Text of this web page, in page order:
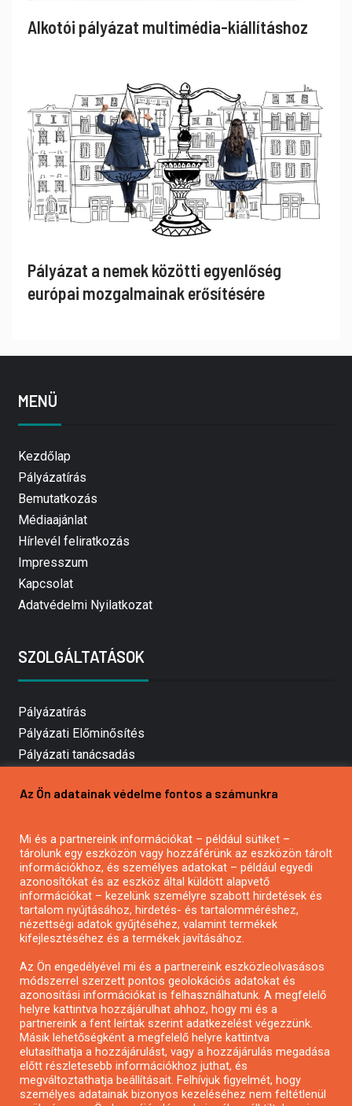
Alkotói pályázat multimédia-kiállításhoz
Pályázat a nemek közötti egyenlőség
európai mozgalmainak erősítésére
MENÜ
Kezdőlap
Pályázatírás
Bemutatkozás
Médiaajánlat
Hírlevél feliratkozás
Impresszum
Kapcsolat
Adatvédelmi Nyilatkozat
SZOLGÁLTATÁSOK
Pályázatírás
Pályázati Előminősítés
Pályázati tanácsadás
Mezőgazdasági pályázatírás
Pályázatírás civil szervezeteknek
Pályázatírás önkormányzatoknak
Pályázatfigyelés
Specifikus pályázatfigyelés vagy hírlevél
Pályázatok magánszemélyeknek
Pályázatok civil szervezeteknek
Pályázatok vállalkozásoknak
Önkormányzati pályázatok
Mezőgazdasági pályázatok
Az Ön adatainak védelme fontos a számunkra
Mi és a partnereink információkat – például sütiket –
tárolunk egy eszközön vagy hozzáférünk az eszközön tárolt
információkhoz, és személyes adatokat – például egyedi
azonosítókat és az eszköz által küldött alapvető
információkat – kezelünk személyre szabott hirdetések és
tartalom nyújtásához, hirdetés- és tartalomméréshez,
nézettségi adatok gyűjtéséhez, valamint termékek
kifejlesztéséhez és a termékek javításához.
Az Ön engedélyével mi és a partnereink eszközleolvasásos
módszerrel szerzett pontos geolokációs adatokat és
azonosítási információkat is felhasználhatunk. A megfelelő
helyre kattintva hozzájárulhat ahhoz, hogy mi és a
partnereink a fent leírtak szerint adatkezelést végezzünk.
Másik lehetőségként a megfelelő helyre kattintva
elutasíthatja a hozzájárulást, vagy a hozzájárulás megadása
előtt részletesebb információkhoz juthat, és
megváltoztathatja beállításait. Felhívjuk figyelmét, hogy
személyes adatainak bizonyos kezeléséhez nem feltétlenül